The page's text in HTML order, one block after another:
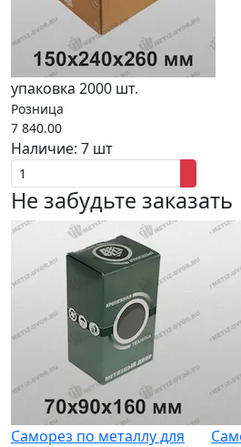
упаковка 2000 шт.
Розница
7 840.00
Наличие: 7 шт
Не забудьте заказать
Саморез по металлу для